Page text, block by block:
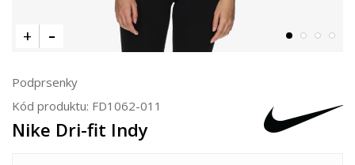
Podprsenky
Kód produktu: FD1062-011
Nike Dri-fit Indy